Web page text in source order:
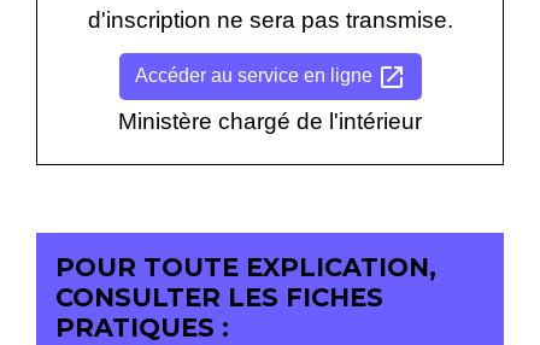
d'inscription ne sera pas transmise.
Accéder au service en ligne open_in_new
Ministère chargé de l'intérieur
POUR TOUTE EXPLICATION,
CONSULTER LES FICHES
PRATIQUES :